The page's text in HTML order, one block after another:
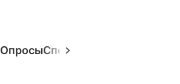
ОпросыСпецпроекты